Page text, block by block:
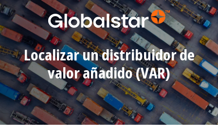
Localizar un distribuidor de
valor añadido (VAR)